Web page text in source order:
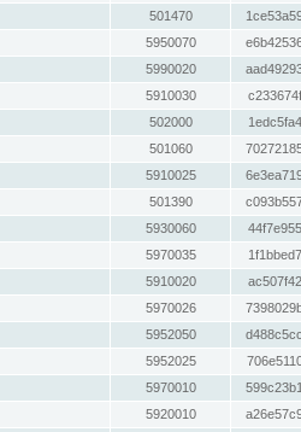
501470
5950070
5990020
5910030
502000
501060
5910025
501390
5930060
5970035
5910020
5970026
5952050
5952025
5970010
5920010